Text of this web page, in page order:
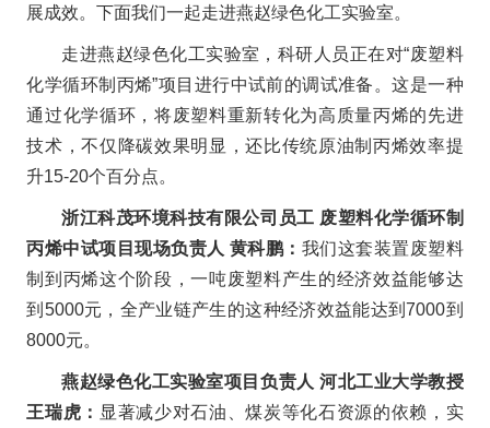
展成效。下面我们一起走进燕赵绿色化工实验室。
走进燕赵绿色化工实验室，科研人员正在对“废塑料
化学循环制丙烯”项目进行中试前的调试准备。这是一种
通过化学循环，将废塑料重新转化为高质量丙烯的先进
技术，不仅降碳效果明显，还比传统原油制丙烯效率提
升15-20个百分点。
浙江科茂环境科技有限公司员工 废塑料化学循环制
丙烯中试项目现场负责人 黄科鹏： 我们这套装置废塑料
制到丙烯这个阶段，一吨废塑料产生的经济效益能够达
到5000元，全产业链产生的这种经济效益能达到7000到
8000元。
燕赵绿色化工实验室项目负责人 河北工业大学教授
王瑞虎： 显著减少对石油、煤炭等化石资源的依赖，实